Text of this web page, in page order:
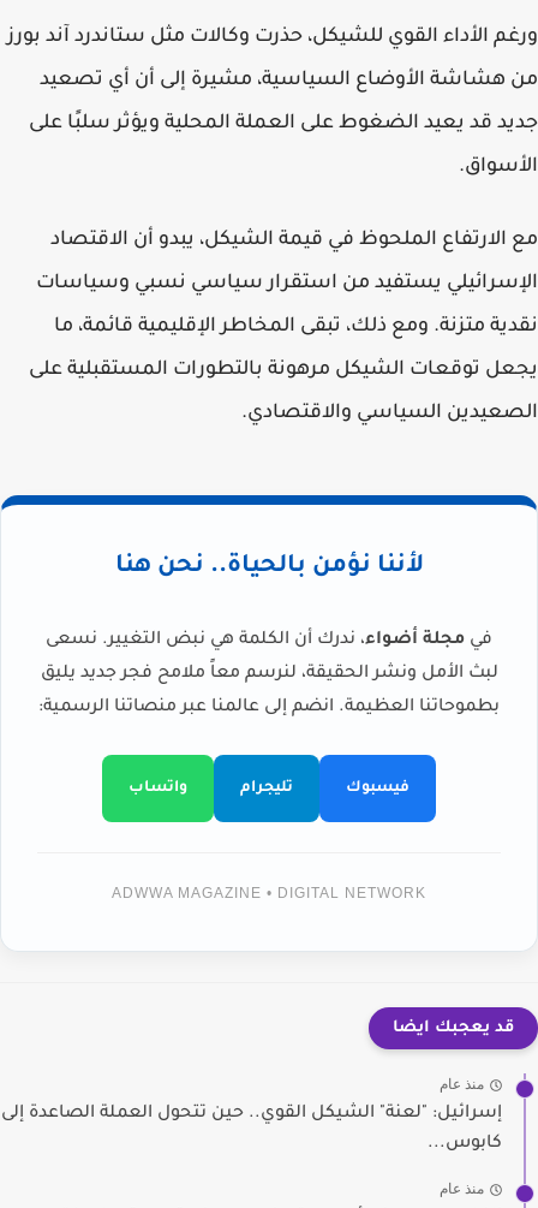
ورغم الأداء القوي للشيكل، حذرت وكالات مثل ستاندرد آند بورز
من هشاشة الأوضاع السياسية، مشيرة إلى أن أي تصعيد
جديد قد يعيد الضغوط على العملة المحلية ويؤثر سلبًا على
الأسواق.
مع الارتفاع الملحوظ في قيمة الشيكل، يبدو أن الاقتصاد
الإسرائيلي يستفيد من استقرار سياسي نسبي وسياسات
نقدية متزنة. ومع ذلك، تبقى المخاطر الإقليمية قائمة، ما
يجعل توقعات الشيكل مرهونة بالتطورات المستقبلية على
الصعيدين السياسي والاقتصادي.
لأننا نؤمن بالحياة.. نحن هنا
في مجلة أضواء، ندرك أن الكلمة هي نبض التغيير. نسعى
لبث الأمل ونشر الحقيقة، لنرسم معاً ملامح فجر جديد يليق
بطموحاتنا العظيمة. انضم إلى عالمنا عبر منصاتنا الرسمية:
فيسبوك تليجرام واتساب
ADWWA MAGAZINE • DIGITAL NETWORK
قد يعجبك ايضا
منذ عام
إسرائيل: "لعنة" الشيكل القوي.. حين تتحول العملة الصاعدة إلى
كابوس...
منذ عام